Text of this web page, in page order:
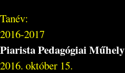
Tanév:
2016-2017
Piarista Pedagógiai Műhely
2016. október 15.